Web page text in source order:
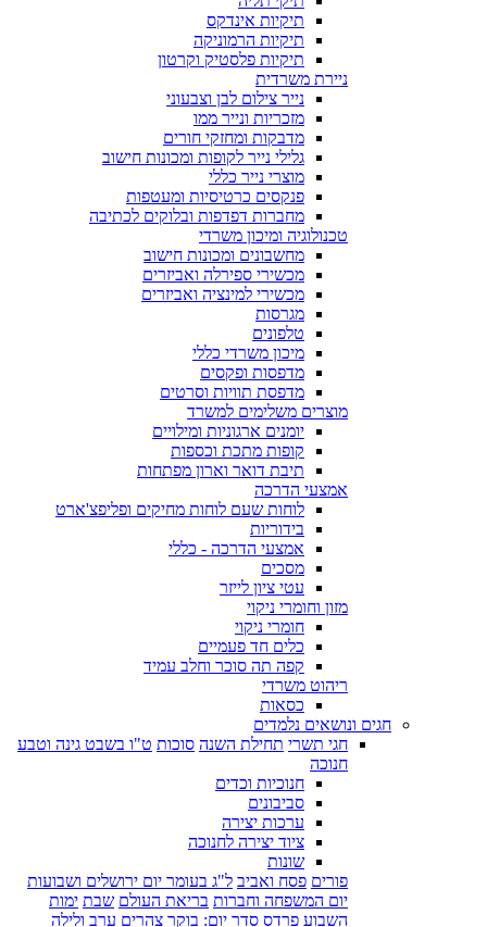
תיקיות אינדקס
תיקיות הרמוניקה
תיקיות פלסטיק וקרטון
ניירת משרדית
נייר צילום לבן וצבעוני
מזכריות ונייר ממו
מדבקות ומחזקי חורים
גלילי נייר לקופות ומכונות חישוב
מוצרי נייר כללי
פנקסים כרטיסיות ומעטפות
מחברות דפדפות ובלוקים לכתיבה
טכנולוגיה ומיכון משרדי
מחשבונים ומכונות חישוב
מכשירי ספירלה ואביזרים
מכשירי למינציה ואביזרים
מגרסות
טלפונים
מיכון משרדי כללי
מדפסות ופקסים
מדפסת תוויות וסרטים
מוצרים משלימים למשרד
יומנים ארגוניות ומילויים
קופות מתכת וכספות
תיבת דואר וארון מפתחות
אמצעי הדרכה
לוחות שעם לוחות מחיקים ופליפצ'ארט
בידוריות
אמצעי הדרכה - כללי
מסכים
עטי ציון לייזר
מזון וחומרי ניקוי
חומרי ניקוי
כלים חד פעמיים
קפה תה סוכר וחלב עמיד
ריהוט משרדי
כסאות
חגים ונושאים נלמדים
חגי תשרי תחילת השנה סוכות ט"ו בשבט גינה וטבע
חנוכה
חנוכיות וכדים
סביבונים
ערכות יצירה
ציוד יצירה לחנוכה
שונות
פורים פסח ואביב ל"ג בעומר יום ירושלים ושבועות
יום המשפחה וחברות בריאת העולם שבת ימות
השבוע פרדס סדר יום: בוקר צהרים ערב ולילה